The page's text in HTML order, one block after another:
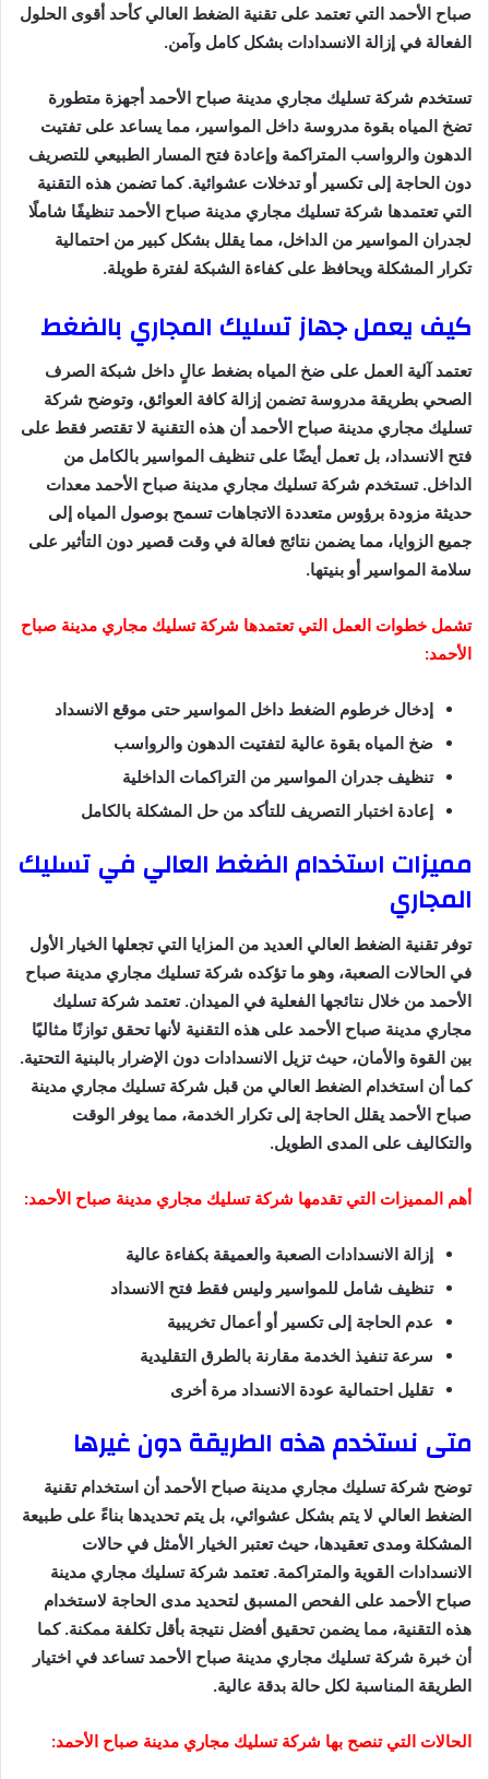
صباح الأحمد التي تعتمد على تقنية الضغط العالي كأحد أقوى الحلول
الفعالة في إزالة الانسدادات بشكل كامل وآمن.
تستخدم شركة تسليك مجاري مدينة صباح الأحمد أجهزة متطورة
تضخ المياه بقوة مدروسة داخل المواسير، مما يساعد على تفتيت
الدهون والرواسب المتراكمة وإعادة فتح المسار الطبيعي للتصريف
دون الحاجة إلى تكسير أو تدخلات عشوائية. كما تضمن هذه التقنية
التي تعتمدها شركة تسليك مجاري مدينة صباح الأحمد تنظيفًا شاملًا
لجدران المواسير من الداخل، مما يقلل بشكل كبير من احتمالية
تكرار المشكلة ويحافظ على كفاءة الشبكة لفترة طويلة.
كيف يعمل جهاز تسليك المجاري بالضغط
تعتمد آلية العمل على ضخ المياه بضغط عالٍ داخل شبكة الصرف
الصحي بطريقة مدروسة تضمن إزالة كافة العوائق، وتوضح شركة
تسليك مجاري مدينة صباح الأحمد أن هذه التقنية لا تقتصر فقط على
فتح الانسداد، بل تعمل أيضًا على تنظيف المواسير بالكامل من
الداخل. تستخدم شركة تسليك مجاري مدينة صباح الأحمد معدات
حديثة مزودة برؤوس متعددة الاتجاهات تسمح بوصول المياه إلى
جميع الزوايا، مما يضمن نتائج فعالة في وقت قصير دون التأثير على
سلامة المواسير أو بنيتها.
تشمل خطوات العمل التي تعتمدها شركة تسليك مجاري مدينة صباح
الأحمد:
إدخال خرطوم الضغط داخل المواسير حتى موقع الانسداد
ضخ المياه بقوة عالية لتفتيت الدهون والرواسب
تنظيف جدران المواسير من التراكمات الداخلية
إعادة اختبار التصريف للتأكد من حل المشكلة بالكامل
مميزات استخدام الضغط العالي في تسليك
المجاري
توفر تقنية الضغط العالي العديد من المزايا التي تجعلها الخيار الأول
في الحالات الصعبة، وهو ما تؤكده شركة تسليك مجاري مدينة صباح
الأحمد من خلال نتائجها الفعلية في الميدان. تعتمد شركة تسليك
مجاري مدينة صباح الأحمد على هذه التقنية لأنها تحقق توازنًا مثاليًا
بين القوة والأمان، حيث تزيل الانسدادات دون الإضرار بالبنية التحتية.
كما أن استخدام الضغط العالي من قبل شركة تسليك مجاري مدينة
صباح الأحمد يقلل الحاجة إلى تكرار الخدمة، مما يوفر الوقت
والتكاليف على المدى الطويل.
أهم المميزات التي تقدمها شركة تسليك مجاري مدينة صباح الأحمد:
إزالة الانسدادات الصعبة والعميقة بكفاءة عالية
تنظيف شامل للمواسير وليس فقط فتح الانسداد
عدم الحاجة إلى تكسير أو أعمال تخريبية
سرعة تنفيذ الخدمة مقارنة بالطرق التقليدية
تقليل احتمالية عودة الانسداد مرة أخرى
متى نستخدم هذه الطريقة دون غيرها
توضح شركة تسليك مجاري مدينة صباح الأحمد أن استخدام تقنية
الضغط العالي لا يتم بشكل عشوائي، بل يتم تحديدها بناءً على طبيعة
المشكلة ومدى تعقيدها، حيث تعتبر الخيار الأمثل في حالات
الانسدادات القوية والمتراكمة. تعتمد شركة تسليك مجاري مدينة
صباح الأحمد على الفحص المسبق لتحديد مدى الحاجة لاستخدام
هذه التقنية، مما يضمن تحقيق أفضل نتيجة بأقل تكلفة ممكنة. كما
أن خبرة شركة تسليك مجاري مدينة صباح الأحمد تساعد في اختيار
الطريقة المناسبة لكل حالة بدقة عالية.
الحالات التي تنصح بها شركة تسليك مجاري مدينة صباح الأحمد: